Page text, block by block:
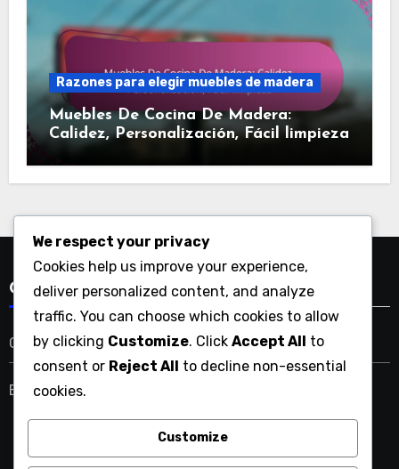
Razones para elegir muebles de madera
Muebles De Cocina De Madera:
Calidez, Personalización, Fácil limpieza
Categories
Costos y logística de muebles de metal
Experiencias al elegir muebles de tela
We respect your privacy
Cookies help us improve your experience,
deliver personalized content, and analyze
traffic. You can choose which cookies to allow
by clicking Customize. Click Accept All to
consent or Reject All to decline non-essential
cookies.
Customize